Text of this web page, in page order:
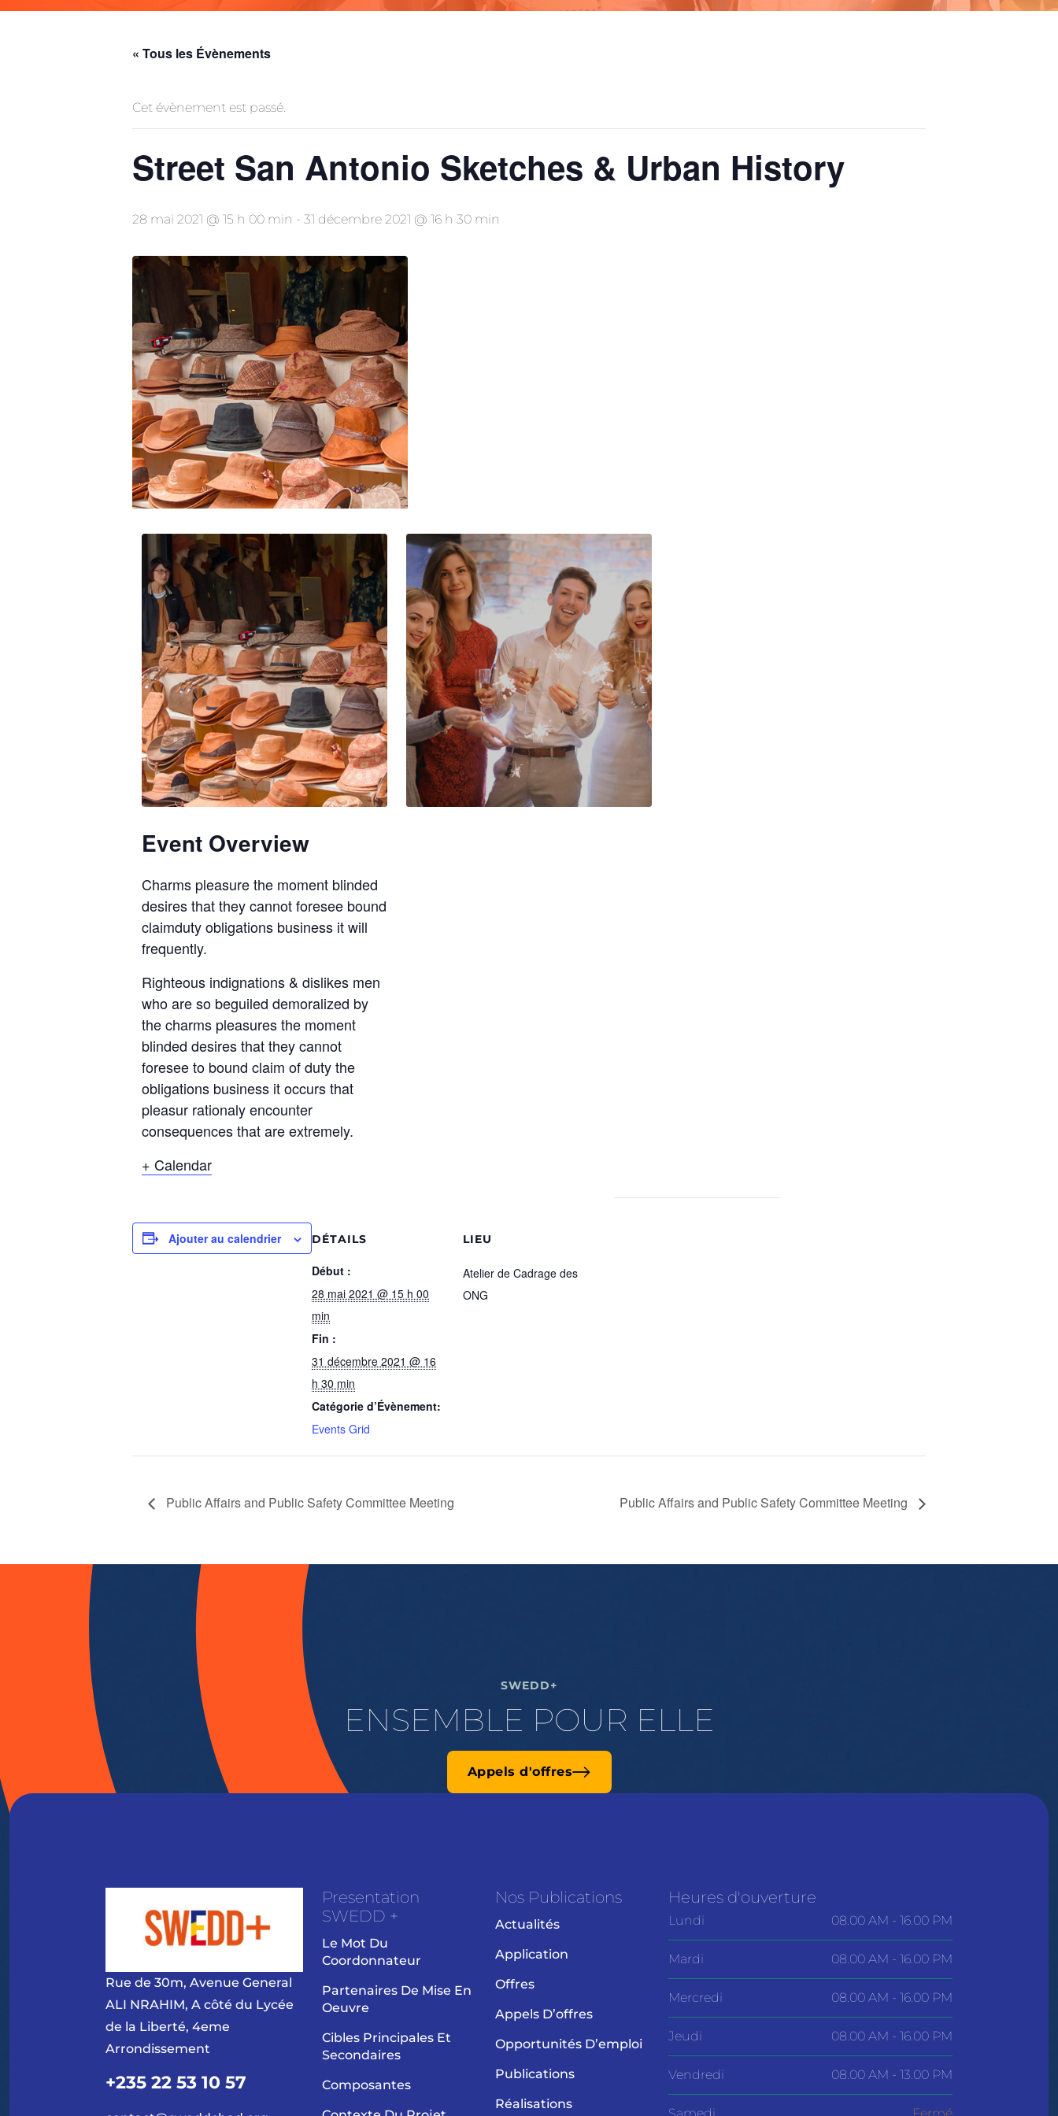
« Tous les Évènements
Cet évènement est passé.
Street San Antonio Sketches & Urban History
28 mai 2021 @ 15 h 00 min - 31 décembre 2021 @ 16 h 30 min
Event Overview
Charms pleasure the moment blinded
desires that they cannot foresee bound
claimduty obligations business it will
frequently.
Righteous indignations & dislikes men
who are so beguiled demoralized by
the charms pleasures the moment
blinded desires that they cannot
foresee to bound claim of duty the
obligations business it occurs that
pleasur rationaly encounter
consequences that are extremely.
+ Calendar
Ajouter au calendrier DÉTAILS
Début :
28 mai 2021 @ 15 h 00
min
Fin :
31 décembre 2021 @ 16
h 30 min
Catégorie d’Évènement:
Events Grid
LIEU
Atelier de Cadrage des
ONG
Public Affairs and Public Safety Committee Meeting Public Affairs and Public Safety Committee Meeting
SWEDD+
ENSEMBLE POUR ELLE
Appels d'offres
Rue de 30m, Avenue General
ALI NRAHIM, A côté du Lycée
de la Liberté, 4eme
Arrondissement
+235 22 53 10 57
Presentation
SWEDD +
Le Mot Du
Coordonnateur
Partenaires De Mise En
Oeuvre
Cibles Principales Et
Secondaires
Composantes
Nos Publications
Actualités
Application
Offres
Appels D’offres
Opportunités D’emploi
Publications
Réalisations
Heures d'ouverture
Lundi 08.00 AM - 16.00 PM
Mardi 08.00 AM - 16.00 PM
Mercredi 08.00 AM - 16.00 PM
Jeudi 08.00 AM - 16.00 PM
Vendredi 08.00 AM - 13.00 PM